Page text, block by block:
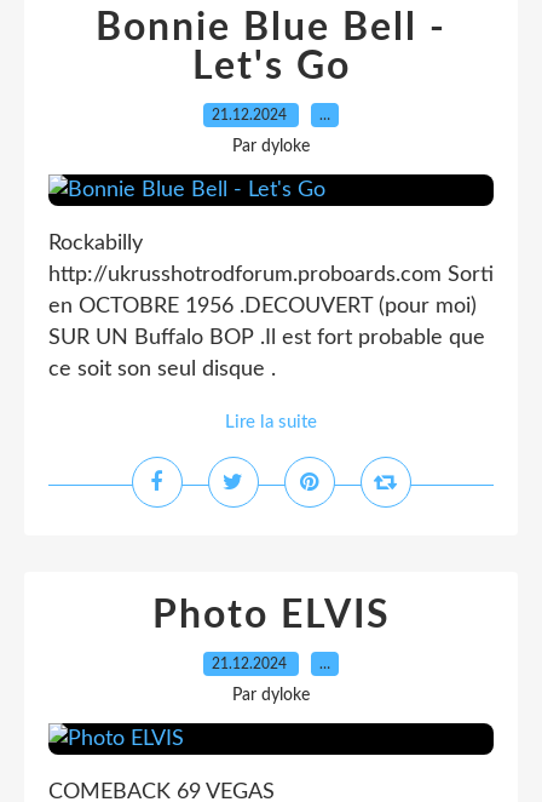
Bonnie Blue Bell -
Let's Go
21.12.2024 …
Par dyloke
Rockabilly
http://ukrusshotrodforum.proboards.com Sorti
en OCTOBRE 1956 .DECOUVERT (pour moi)
SUR UN Buffalo BOP .Il est fort probable que
ce soit son seul disque .
Lire la suite
Photo ELVIS
21.12.2024 …
Par dyloke
COMEBACK 69 VEGAS